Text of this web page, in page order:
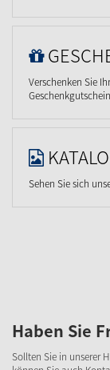
Verschenken Sie
Sehen Sie sich
Haben Sie
Sollten Sie in unserer